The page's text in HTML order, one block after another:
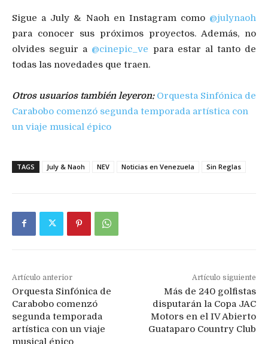
Sigue a July & Naoh en Instagram como @julynaoh
para conocer sus próximos proyectos. Además, no
olvides seguir a @cinepic_ve para estar al tanto de
todas las novedades que traen.
Otros usuarios también leyeron: Orquesta Sinfónica de
Carabobo comenzó segunda temporada artística con
un viaje musical épico
TAGS July & Naoh NEV Noticias en Venezuela Sin Reglas
Artículo anterior
Orquesta Sinfónica de
Carabobo comenzó
segunda temporada
artística con un viaje
musical épico
Artículo siguiente
Más de 240 golfistas
disputarán la Copa JAC
Motors en el IV Abierto
Guataparo Country Club